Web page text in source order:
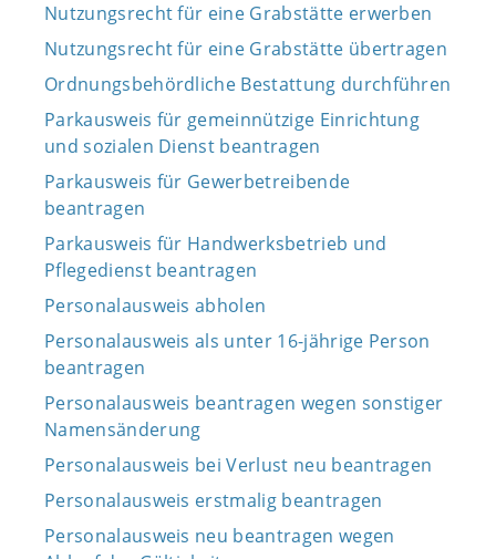
Nutzungsrecht für eine Grabstätte erwerben
Nutzungsrecht für eine Grabstätte übertragen
Ordnungsbehördliche Bestattung durchführen
Parkausweis für gemeinnützige Einrichtung
und sozialen Dienst beantragen
Parkausweis für Gewerbetreibende
beantragen
Parkausweis für Handwerksbetrieb und
Pflegedienst beantragen
Personalausweis abholen
Personalausweis als unter 16-jährige Person
beantragen
Personalausweis beantragen wegen sonstiger
Namensänderung
Personalausweis bei Verlust neu beantragen
Personalausweis erstmalig beantragen
Personalausweis neu beantragen wegen